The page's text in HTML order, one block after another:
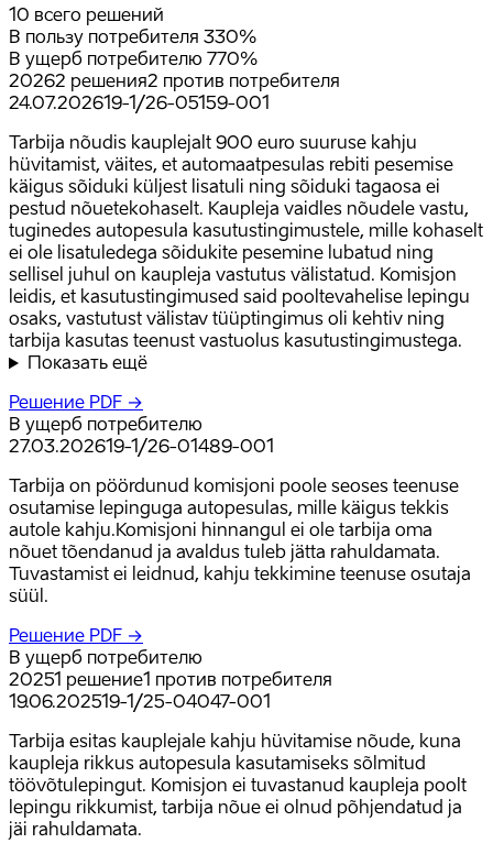
10 всего решений
В пользу потребителя 330%
В ущерб потребителю 770%
20262 решения2 против потребителя
24.07.202619-1/26-05159-001
Tarbija nõudis kauplejalt 900 euro suuruse kahju
hüvitamist, väites, et automaatpesulas rebiti pesemise
käigus sõiduki küljest lisatuli ning sõiduki tagaosa ei
pestud nõuetekohaselt. Kaupleja vaidles nõudele vastu,
tuginedes autopesula kasutustingimustele, mille kohaselt
ei ole lisatuledega sõidukite pesemine lubatud ning
sellisel juhul on kaupleja vastutus välistatud. Komisjon
leidis, et kasutustingimused said pooltevahelise lepingu
osaks, vastutust välistav tüüptingimus oli kehtiv ning
tarbija kasutas teenust vastuolus kasutustingimustega.
Показать ещё
Решение PDF →
В ущерб потребителю
27.03.202619-1/26-01489-001
Tarbija on pöördunud komisjoni poole seoses teenuse
osutamise lepinguga autopesulas, mille käigus tekkis
autole kahju.Komisjoni hinnangul ei ole tarbija oma
nõuet tõendanud ja avaldus tuleb jätta rahuldamata.
Tuvastamist ei leidnud, kahju tekkimine teenuse osutaja
süül.
Решение PDF →
В ущерб потребителю
20251 решение1 против потребителя
19.06.202519-1/25-04047-001
Tarbija esitas kauplejale kahju hüvitamise nõude, kuna
kaupleja rikkus autopesula kasutamiseks sõlmitud
töövõtulepingut. Komisjon ei tuvastanud kaupleja poolt
lepingu rikkumist, tarbija nõue ei olnud põhjendatud ja
jäi rahuldamata.